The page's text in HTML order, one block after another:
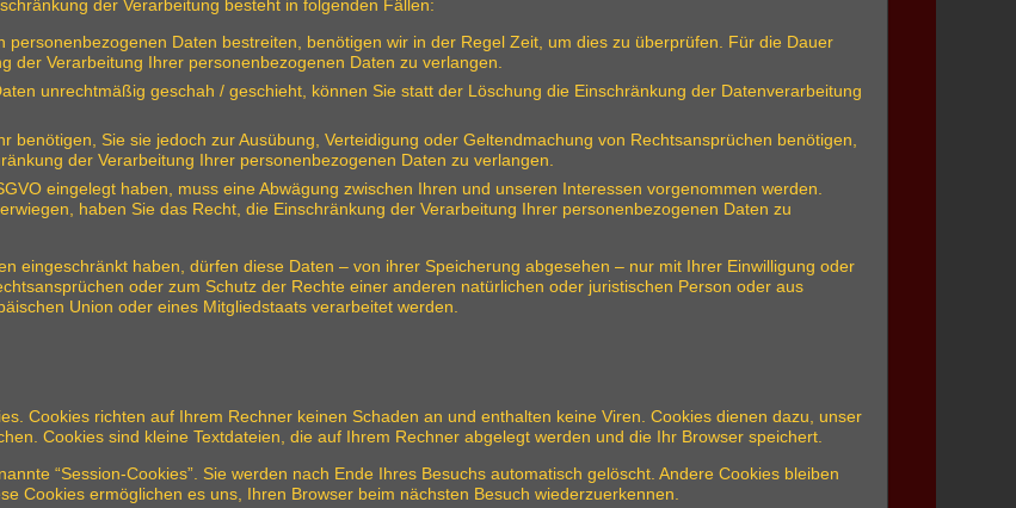
der Verarbeitung besteht in folgenden Fällen:
personenbezogenen Daten bestreiten, benötigen wir in der Regel Zeit, um dies zu überprüfen. Für die Dauer
der Verarbeitung Ihrer personenbezogenen Daten zu verlangen.
unrechtmäßig geschah / geschieht, können Sie statt der Löschung die Einschränkung der Datenverarbeitung
benötigen, Sie sie jedoch zur Ausübung, Verteidigung oder Geltendmachung von Rechtsansprüchen benötigen,
der Verarbeitung Ihrer personenbezogenen Daten zu verlangen.
eingelegt haben, muss eine Abwägung zwischen Ihren und unseren Interessen vorgenommen werden.
haben Sie das Recht, die Einschränkung der Verarbeitung Ihrer personenbezogenen Daten zu
eingeschränkt haben, dürfen diese Daten – von ihrer Speicherung abgesehen – nur mit Ihrer Einwilligung oder
oder zum Schutz der Rechte einer anderen natürlichen oder juristischen Person oder aus
Union oder eines Mitgliedstaats verarbeitet werden.
Cookies richten auf Ihrem Rechner keinen Schaden an und enthalten keine Viren. Cookies dienen dazu, unser
Cookies sind kleine Textdateien, die auf Ihrem Rechner abgelegt werden und die Ihr Browser speichert.
“Session-Cookies”. Sie werden nach Ende Ihres Besuchs automatisch gelöscht. Andere Cookies bleiben
Cookies ermöglichen es uns, Ihren Browser beim nächsten Besuch wiederzuerkennen.